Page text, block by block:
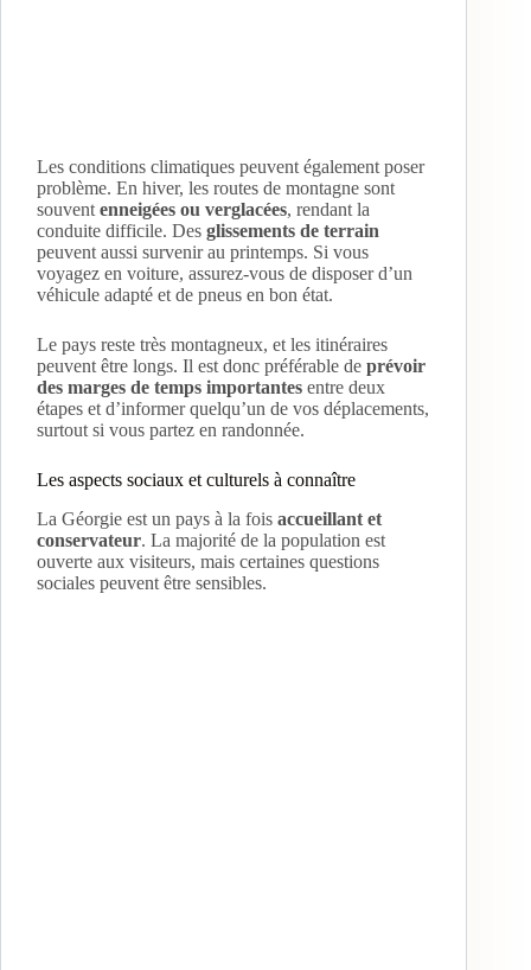
Les conditions climatiques peuvent également poser
problème. En hiver, les routes de montagne sont
souvent enneigées ou verglacées, rendant la
conduite difficile. Des glissements de terrain
peuvent aussi survenir au printemps. Si vous
voyagez en voiture, assurez-vous de disposer d’un
véhicule adapté et de pneus en bon état.
Le pays reste très montagneux, et les itinéraires
peuvent être longs. Il est donc préférable de prévoir
des marges de temps importantes entre deux
étapes et d’informer quelqu’un de vos déplacements,
surtout si vous partez en randonnée.
Les aspects sociaux et culturels à connaître
La Géorgie est un pays à la fois accueillant et
conservateur. La majorité de la population est
ouverte aux visiteurs, mais certaines questions
sociales peuvent être sensibles.